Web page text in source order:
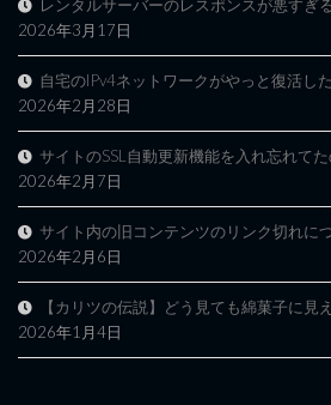
レンタルサーバーのレスポンスが悪すぎ
2026年3月17日
自宅のIPv4ネットワークがやっと復活し
2026年2月28日
サイトのSSL自動更新機能を入れ忘れて
2026年2月7日
サイト内の旧コンテンツのリンク切れに
2026年2月6日
【カリツの伝説】どう見ても綿菓子に見
2026年1月4日